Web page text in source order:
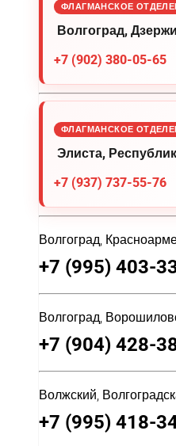
ФЛАГМАНСКОЕ
Волгоград,
+7 (902) 380-05-65
ФЛАГМАНСКОЕ
Элиста,
+7 (937) 737-55-76
Волгоград,
+7 (995) 403-
Волгоград,
+7 (904) 428-
Волжский,
+7 (995) 418-